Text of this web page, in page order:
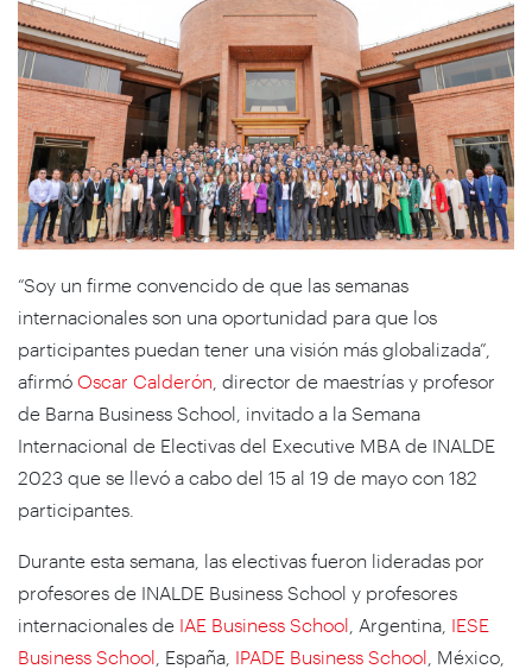
“Soy un firme convencido de que las semanas
internacionales son una oportunidad para que los
participantes puedan tener una visión más globalizada”,
afirmó Oscar Calderón , director de maestrías y profesor
de Barna Business School, invitado a la Semana
Internacional de Electivas del Executive MBA de INALDE
2023 que se llevó a cabo del 15 al 19 de mayo con 182
participantes.
Durante esta semana, las electivas fueron lideradas por
profesores de INALDE Business School y profesores
internacionales de IAE Business School , Argentina, IESE
Business School , España, IPADE Business School , México,